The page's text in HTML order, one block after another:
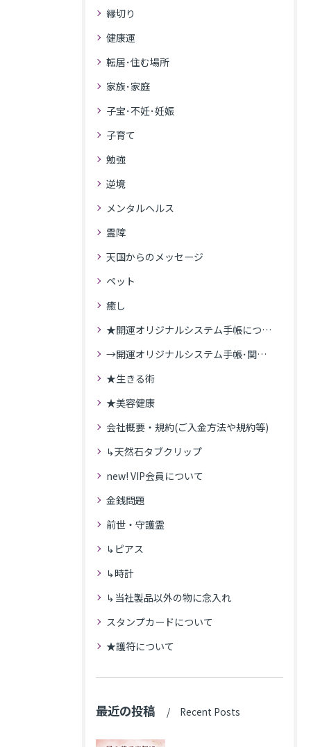
縁切り
健康運
転居･住む場所
家族･家庭
子宝･不妊･妊娠
子育て
勉強
逆境
メンタルヘルス
霊障
天国からのメッセージ
ペット
癒し
★開運オリジナルシステム手帳について
→開運オリジナルシステム手帳･関連記事
★生きる術
★美容健康
会社概要・規約(ご入金方法や規約等)
↳天然石タブクリップ
new! VIP会員について
金銭問題
前世・守護霊
↳ピアス
↳時計
↳当社製品以外の物に念入れ
スタンプカードについて
★護符について
最近の投稿 Recent Posts